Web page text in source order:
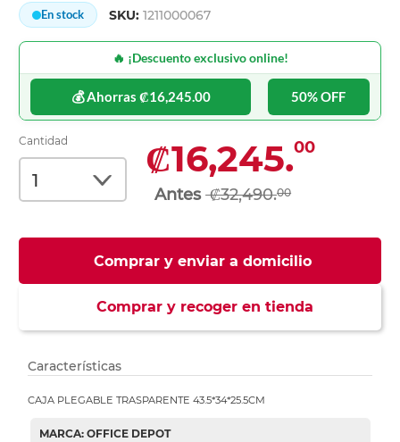
En stock SKU:1211000067
🔥 ¡Descuento exclusivo online!
💰 Ahorras ₡16,245.00 50% OFF
Cantidad ₡16,245.00
₡32,490.00
Comprar y enviar a domicilio
Comprar y recoger en tienda
Características
CAJA PLEGABLE TRASPARENTE 43.5*34*25.5CM
MARCA: OFFICE DEPOT